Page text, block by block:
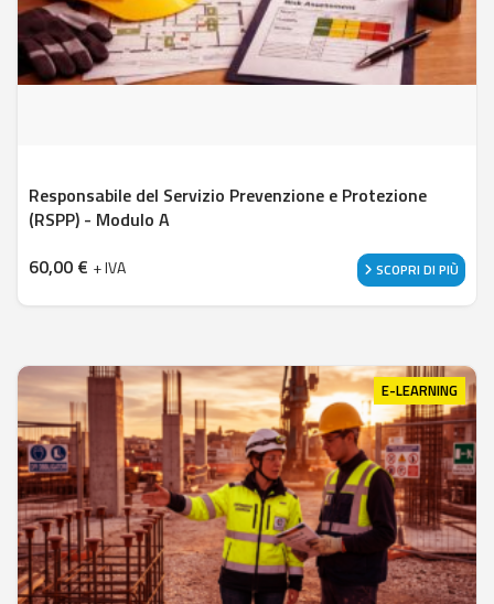
Responsabile del Servizio Prevenzione e Protezione
(RSPP) - Modulo A
60,00 € + IVA SCOPRI DI PIÙ
E-LEARNING